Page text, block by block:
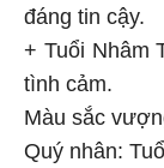
đáng tin cậy.
+ Tuổi Nhâm
tình cảm.
Màu sắc
Quý nhân: